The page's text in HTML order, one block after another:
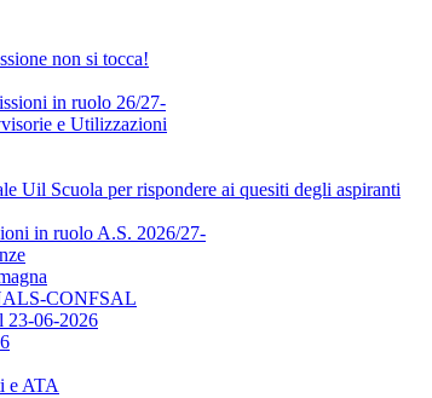
non si tocca!
in ruolo 26/27-
e Utilizzazioni
Uil Scuola per rispondere ai quesiti degli aspiranti
in ruolo A.S. 2026/27-
CONFSAL
23-06-2026
e ATA